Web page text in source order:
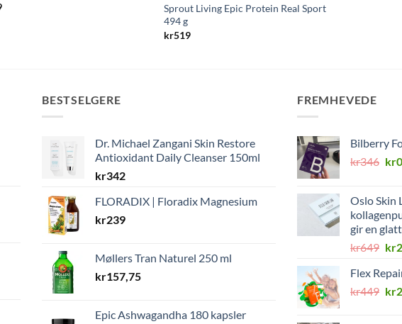
Sprout Living Epic Protein Real Sport
494 g
kr519
BESTSELGERE
Dr. Michael Zangani Skin Restore
Antioxidant Daily Cleanser 150ml
kr342
FLORADIX | Floradix Magnesium
kr239
Møllers Tran Naturel 250 ml
kr157,75
Epic Ashwagandha 180 kapsler
FREMHEVEDE
Bilberry
kr346 kr0
Oslo Skin
gir en
kr649
var:
kr
Flex
kr449 kr